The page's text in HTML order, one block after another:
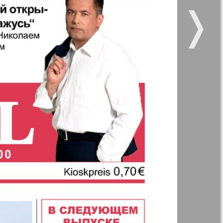
11
5
5
11
17
23
❭
Город 511
Zeitung Наше время
Panorama-mir
время Русский вояж